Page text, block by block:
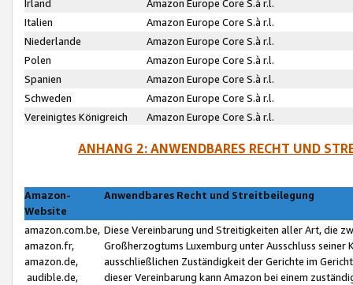
Irland
Amazon Europe Core S.à r.l.
Italien
Amazon Europe Core S.à r.l.
Niederlande
Amazon Europe Core S.à r.l.
Polen
Amazon Europe Core S.à r.l.
Spanien
Amazon Europe Core S.à r.l.
Schweden
Amazon Europe Core S.à r.l.
Vereinigtes Königreich
Amazon Europe Core S.à r.l.
ANHANG 2: ANWENDBARES RECHT UND
Amazon-
Website
Anwendbares Recht und Streitbeilegung
amazon.com.be,
amazon.fr,
amazon.de,
audible.de,
Diese Vereinbarung und Streitigkeiten aller Art, die
Großherzogtums Luxemburg unter Ausschluss
ausschließlichen Zuständigkeit der Gerichte im
dieser Vereinbarung kann Amazon bei einem